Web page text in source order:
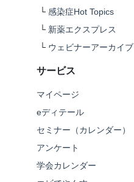
└ 感染症Hot Topics
└ 新薬エクスプレス
└ ウェビナーアーカイブ
サービス
マイページ
eディテール
セミナー（カレンダー）
アンケート
学会カレンダー